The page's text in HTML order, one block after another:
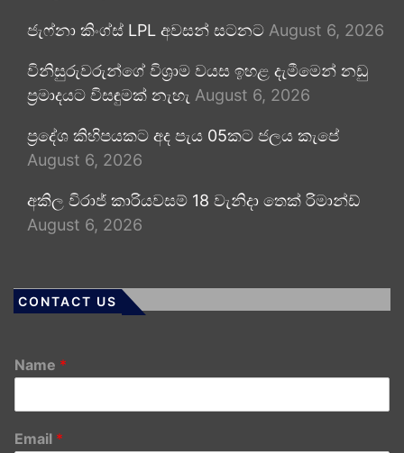
ජැෆ්නා කිංග්ස් LPL අවසන් සටනට August 6, 2026
විනිසුරුවරුන්ගේ විශ්‍රාම වයස ඉහළ දැමීමෙන් නඩු
ප්‍රමාදයට විසඳුමක් නැහැ August 6, 2026
ප්‍රදේශ කිහිපයකට අද පැය 05කට ජලය කැපේ
August 6, 2026
අකිල විරාජ් කාරියවසම් 18 වැනිදා තෙක් රිමාන්ඩ්
August 6, 2026
CONTACT US
Name *
Email *